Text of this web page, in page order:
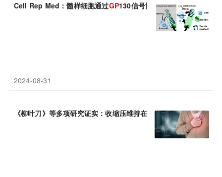
Cell Rep Med：髓样细胞通过GP130信号协调诱导胶质瘤细胞内
2024-08-31
《柳叶刀》等多项研究证实：收缩压维持在110-120mmHg能显著